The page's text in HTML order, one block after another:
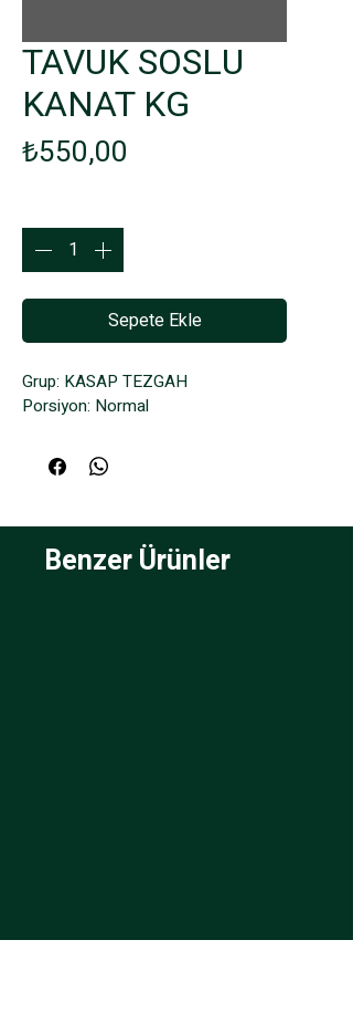
TAVUK SOSLU
KANAT KG
₺550,00
Sepete Ekle
Grup: KASAP TEZGAH
Porsiyon: Normal
Benzer Ürünler